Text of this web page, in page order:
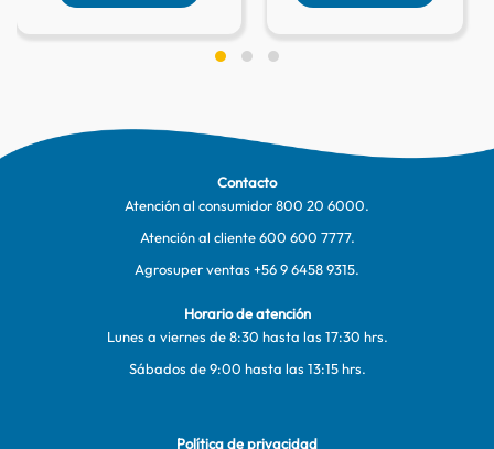
Contacto
Atención al consumidor800 20 6000.
Atención al cliente600 600 7777.
Agrosuper ventas +56 9 6458 9315.
Horario de atención
Lunes a viernes de 8:30 hasta las 17:30 hrs.
Sábados de 9:00 hasta las 13:15 hrs.
Política de privacidad